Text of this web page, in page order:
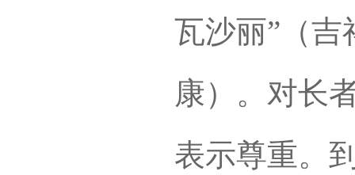
瓦沙丽”（吉
康）。对长
表示尊重。